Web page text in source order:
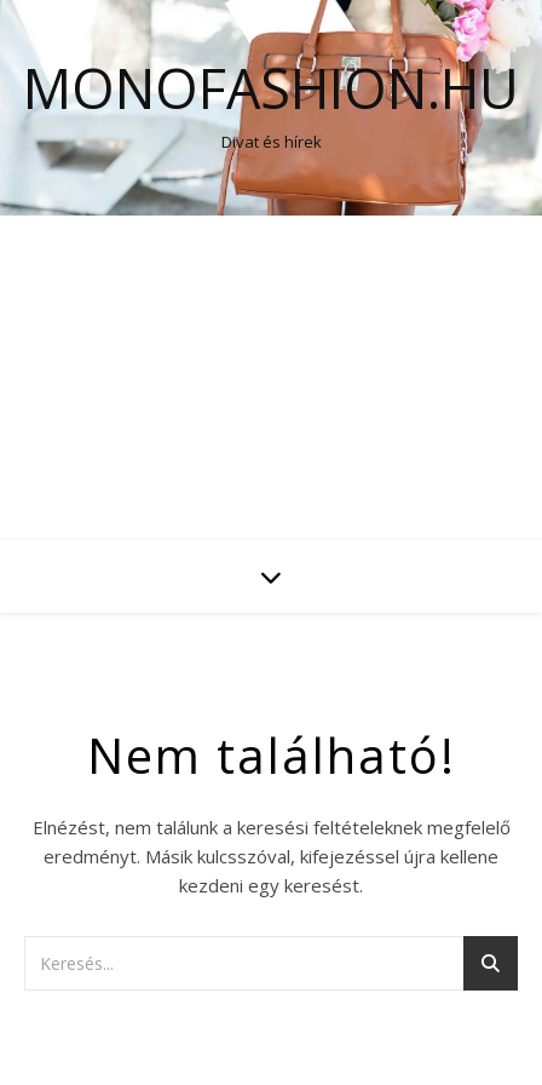
MONOFASHION.HU
Divat és hírek
Nem található!
Elnézést, nem találunk a keresési feltételeknek megfelelő
eredményt. Másik kulcsszóval, kifejezéssel újra kellene
kezdeni egy keresést.